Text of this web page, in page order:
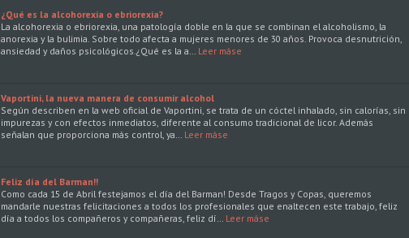
¿Qué es la alcohorexia o ebriorexia?
La alcohorexia o ebriorexia, una patología doble en la que se combinan el alcoholismo, la
anorexia y la bulimia. Sobre todo afecta a mujeres menores de 30 años. Provoca desnutrición,
ansiedad y daños psicológicos.¿Qué es la a…
Leer máse
Vaportini, la nueva manera de consumir alcohol
Según describen en la web oficial de Vaportini, se trata de un cóctel inhalado, sin calorías, sin
impurezas y con efectos inmediatos, diferente al consumo tradicional de licor. Además
señalan que proporciona más control, ya…
Leer máse
Feliz día del Barman!!
Como cada 15 de Abril festejamos el día del Barman! Desde Tragos y Copas, queremos
mandarle nuestras felicitaciones a todos los profesionales que enaltecen este trabajo, feliz
día a todos los compañeros y compañeras, feliz dí…
Leer máse